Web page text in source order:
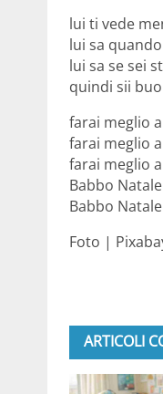
lui ti vede
lui sa
lui sa se sei
quindi sii
farai meglio
farai meglio
farai meglio
Babbo
Babbo
Foto |
ARTICOLI